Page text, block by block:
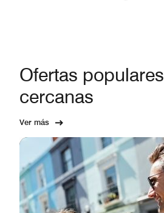
Ofertas populares
cercanas
Ver más